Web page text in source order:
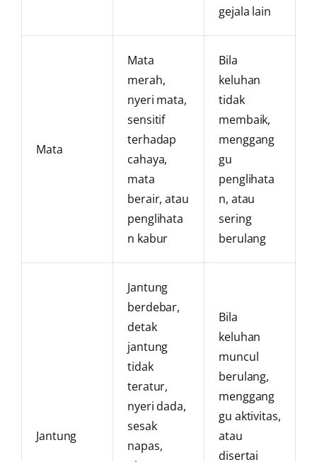
gejala lain
Mata
Mata
merah,
nyeri mata,
sensitif
terhadap
cahaya,
mata
berair, atau
penglihata
n kabur
Bila
keluhan
tidak
membaik,
menggang
gu
penglihata
n, atau
sering
berulang
Jantung
Jantung
berdebar,
detak
jantung
tidak
teratur,
nyeri dada,
sesak
napas,
Bila
keluhan
muncul
berulang,
menggang
gu aktivitas,
atau
disertai